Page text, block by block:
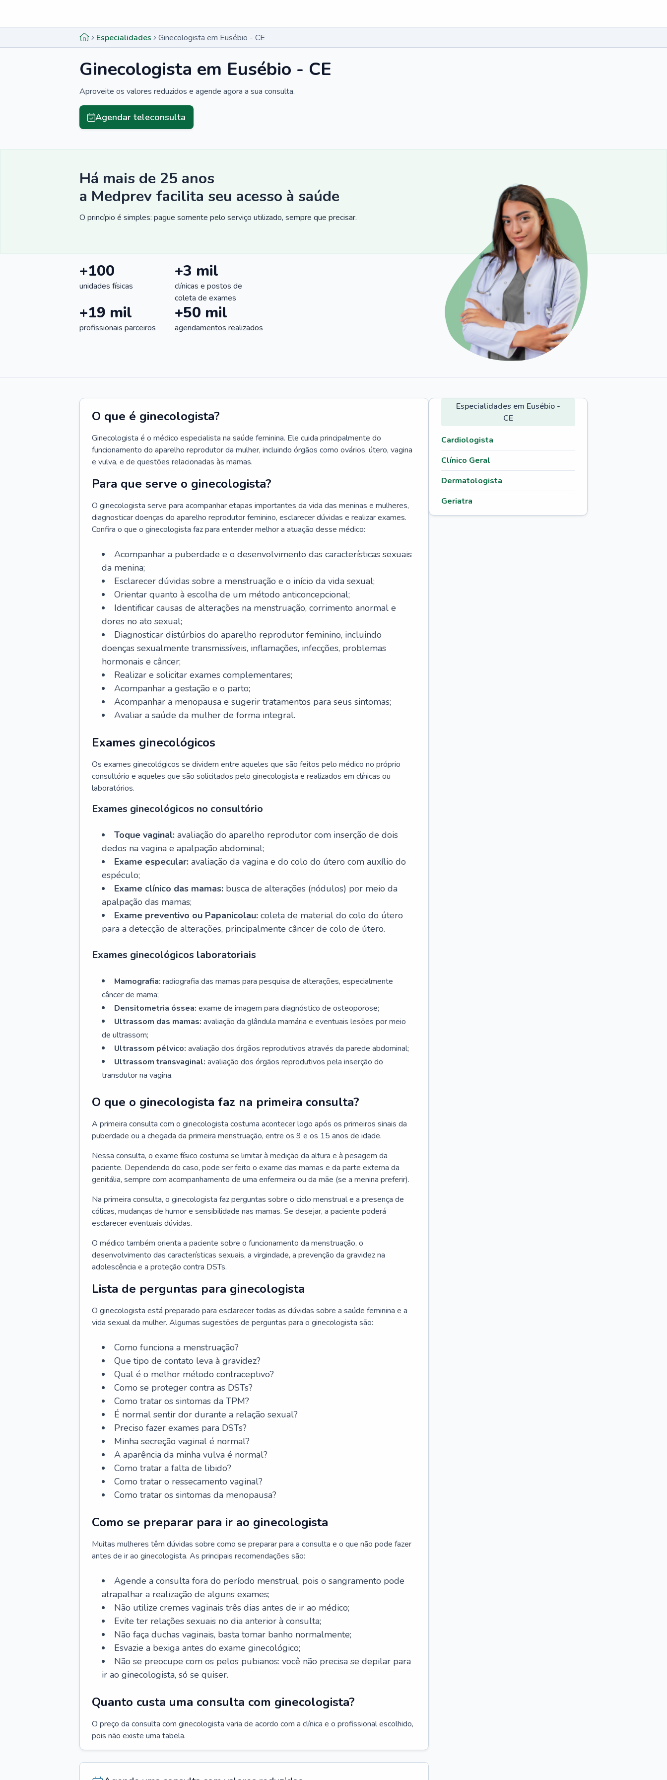
Especialidades Ginecologista em Eusébio - CE
Ginecologista em Eusébio - CE
Aproveite os valores reduzidos e agende agora a sua consulta.
Agendar teleconsulta
Há mais de 25 anos
a Medprev facilita seu acesso à saúde
O princípio é simples: pague somente pelo serviço utilizado, sempre que precisar.
+100
unidades físicas
+3 mil
clínicas e postos de
coleta de exames
+19 mil
profissionais parceiros
+50 mil
agendamentos realizados
O que é ginecologista?
Ginecologista é o médico especialista na saúde feminina. Ele cuida principalmente do
funcionamento do aparelho reprodutor da mulher, incluindo órgãos como ovários, útero, vagina
e vulva, e de questões relacionadas às mamas.
Para que serve o ginecologista?
O ginecologista serve para acompanhar etapas importantes da vida das meninas e mulheres,
diagnosticar doenças do aparelho reprodutor feminino, esclarecer dúvidas e realizar exames.
Confira o que o ginecologista faz para entender melhor a atuação desse médico:
Acompanhar a puberdade e o desenvolvimento das características sexuais
da menina;
Esclarecer dúvidas sobre a menstruação e o início da vida sexual;
Orientar quanto à escolha de um método anticoncepcional;
Identificar causas de alterações na menstruação, corrimento anormal e
dores no ato sexual;
Diagnosticar distúrbios do aparelho reprodutor feminino, incluindo
doenças sexualmente transmissíveis, inflamações, infecções, problemas
hormonais e câncer;
Realizar e solicitar exames complementares;
Acompanhar a gestação e o parto;
Acompanhar a menopausa e sugerir tratamentos para seus sintomas;
Avaliar a saúde da mulher de forma integral.
Exames ginecológicos
Os exames ginecológicos se dividem entre aqueles que são feitos pelo médico no próprio
consultório e aqueles que são solicitados pelo ginecologista e realizados em clínicas ou
laboratórios.
Exames ginecológicos no consultório
Toque vaginal: avaliação do aparelho reprodutor com inserção de dois
dedos na vagina e apalpação abdominal;
Exame especular: avaliação da vagina e do colo do útero com auxílio do
espéculo;
Exame clínico das mamas: busca de alterações (nódulos) por meio da
apalpação das mamas;
Exame preventivo ou Papanicolau: coleta de material do colo do útero
para a detecção de alterações, principalmente câncer de colo de útero.
Exames ginecológicos laboratoriais
Mamografia: radiografia das mamas para pesquisa de alterações, especialmente
câncer de mama;
Densitometria óssea: exame de imagem para diagnóstico de osteoporose;
Ultrassom das mamas: avaliação da glândula mamária e eventuais lesões por meio
de ultrassom;
Ultrassom pélvico: avaliação dos órgãos reprodutivos através da parede abdominal;
Ultrassom transvaginal: avaliação dos órgãos reprodutivos pela inserção do
transdutor na vagina.
O que o ginecologista faz na primeira consulta?
A primeira consulta com o ginecologista costuma acontecer logo após os primeiros sinais da
puberdade ou a chegada da primeira menstruação, entre os 9 e os 15 anos de idade.
Nessa consulta, o exame físico costuma se limitar à medição da altura e à pesagem da
paciente. Dependendo do caso, pode ser feito o exame das mamas e da parte externa da
genitália, sempre com acompanhamento de uma enfermeira ou da mãe (se a menina preferir).
Na primeira consulta, o ginecologista faz perguntas sobre o ciclo menstrual e a presença de
cólicas, mudanças de humor e sensibilidade nas mamas. Se desejar, a paciente poderá
esclarecer eventuais dúvidas.
O médico também orienta a paciente sobre o funcionamento da menstruação, o
desenvolvimento das características sexuais, a virgindade, a prevenção da gravidez na
adolescência e a proteção contra DSTs.
Lista de perguntas para ginecologista
O ginecologista está preparado para esclarecer todas as dúvidas sobre a saúde feminina e a
vida sexual da mulher. Algumas sugestões de perguntas para o ginecologista são:
Como funciona a menstruação?
Que tipo de contato leva à gravidez?
Qual é o melhor método contraceptivo?
Como se proteger contra as DSTs?
Como tratar os sintomas da TPM?
É normal sentir dor durante a relação sexual?
Preciso fazer exames para DSTs?
Minha secreção vaginal é normal?
A aparência da minha vulva é normal?
Como tratar a falta de libido?
Como tratar o ressecamento vaginal?
Como tratar os sintomas da menopausa?
Como se preparar para ir ao ginecologista
Muitas mulheres têm dúvidas sobre como se preparar para a consulta e o que não pode fazer
antes de ir ao ginecologista. As principais recomendações são:
Agende a consulta fora do período menstrual, pois o sangramento pode
atrapalhar a realização de alguns exames;
Não utilize cremes vaginais três dias antes de ir ao médico;
Evite ter relações sexuais no dia anterior à consulta;
Não faça duchas vaginais, basta tomar banho normalmente;
Esvazie a bexiga antes do exame ginecológico;
Não se preocupe com os pelos pubianos: você não precisa se depilar para
ir ao ginecologista, só se quiser.
Quanto custa uma consulta com ginecologista?
O preço da consulta com ginecologista varia de acordo com a clínica e o profissional escolhido,
pois não existe uma tabela.
Especialidades em Eusébio -
CE
Cardiologista
Clínico Geral
Dermatologista
Geriatra